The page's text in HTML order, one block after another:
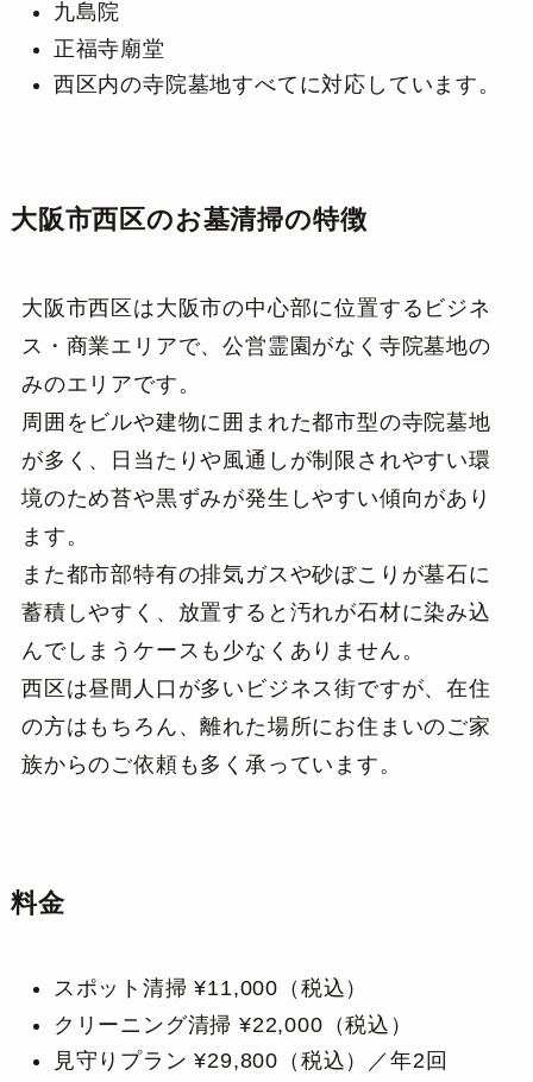
九島院
正福寺廟堂
西区内の寺院墓地すべてに対応しています。
大阪市西区のお墓清掃の特徴
大阪市西区は大阪市の中心部に位置するビジネ
ス・商業エリアで、公営霊園がなく寺院墓地の
みのエリアです。
周囲をビルや建物に囲まれた都市型の寺院墓地
が多く、日当たりや風通しが制限されやすい環
境のため苔や黒ずみが発生しやすい傾向があり
ます。
また都市部特有の排気ガスや砂ぼこりが墓石に
蓄積しやすく、放置すると汚れが石材に染み込
んでしまうケースも少なくありません。
西区は昼間人口が多いビジネス街ですが、在住
の方はもちろん、離れた場所にお住まいのご家
族からのご依頼も多く承っています。
料金
スポット清掃 ¥11,000（税込）
クリーニング清掃 ¥22,000（税込）
見守りプラン ¥29,800（税込）／年2回